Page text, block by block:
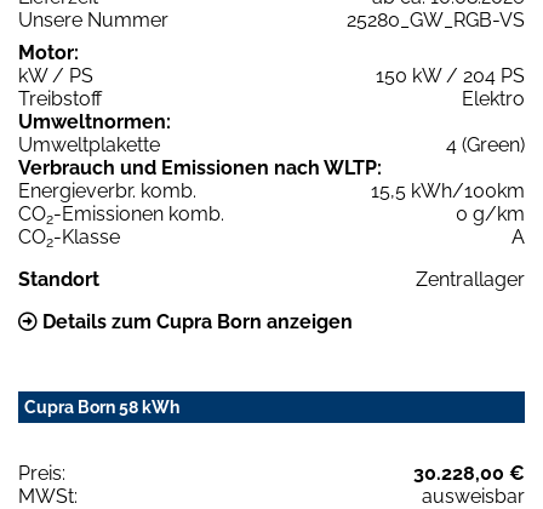
Unsere Nummer
25280_GW_RGB-VS
Motor:
kW / PS
150 kW / 204 PS
Treibstoff
Elektro
Umweltnormen:
Umweltplakette
4 (Green)
Verbrauch und Emissionen nach WLTP:
Energieverbr. komb.
15,5 kWh/100km
CO2-Emissionen komb.
0 g/km
CO2-Klasse
A
Standort
Zentrallager
Details zum Cupra Born anzeigen
Cupra Born 58 kWh
Preis:
30.228,00 €
MWSt:
ausweisbar